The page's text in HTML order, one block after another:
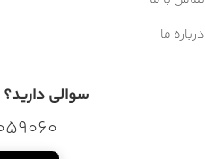
درباره ما
سوالی دارید؟